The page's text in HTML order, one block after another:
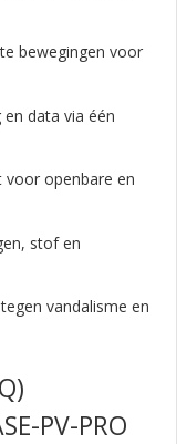
bewegingen voor
en data via één
voor openbare en
stof en
vandalisme en
PV-PRO